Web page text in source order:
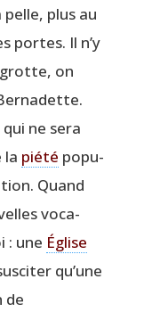
pelle, plus au
portes. Il n’y
grotte, on
ne sera
la pié­té popu­
Quand
voca­
: une Église
qu’une
de